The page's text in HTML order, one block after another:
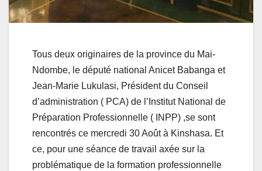
Tous deux originaires de la province du Mai-
Ndombe, le député national Anicet Babanga et
Jean-Marie Lukulasi, Président du Conseil
d’administration ( PCA) de l’Institut National de
Préparation Professionnelle ( INPP) ,se sont
rencontrés ce mercredi 30 Août à Kinshasa. Et
ce, pour une séance de travail axée sur la
problématique de la formation professionnelle